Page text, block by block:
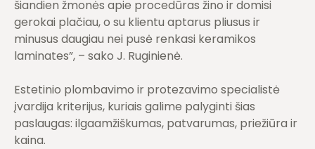
šiandien žmonės apie procedūras žino ir domisi
gerokai plačiau, o su klientu aptarus pliusus ir
minusus daugiau nei pusė renkasi keramikos
laminates”, – sako J. Ruginienė.
Estetinio plombavimo ir protezavimo specialistė
įvardija kriterijus, kuriais galime palyginti šias
paslaugas: ilgaamžiškumas, patvarumas, priežiūra ir
kaina.